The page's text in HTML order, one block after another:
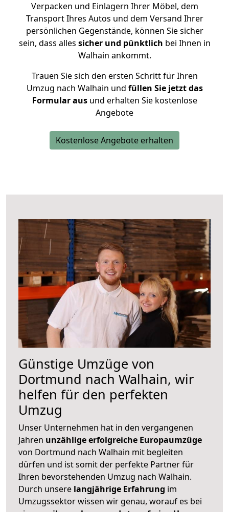
Verpacken und Einlagern Ihrer Möbel, dem
Transport Ihres Autos und dem Versand Ihrer
persönlichen Gegenstände, können Sie sicher
sein, dass alles sicher und pünktlich bei Ihnen in
Walhain ankommt.
Trauen Sie sich den ersten Schritt für Ihren
Umzug nach Walhain und füllen Sie jetzt das
Formular ausund erhalten Sie kostenlose
Angebote
Kostenlose Angebote erhalten
Günstige Umzüge von
Dortmund nach Walhain, wir
helfen für den perfekten
Umzug
Unser Unternehmen hat in den vergangenen
Jahren unzählige erfolgreiche Europaumzüge
von Dortmund nach Walhain mit begleiten
dürfen und ist somit der perfekte Partner für
Ihren bevorstehenden Umzug nach Walhain.
Durch unsere langjährige Erfahrung im
Umzugssektor wissen wir genau, worauf es bei